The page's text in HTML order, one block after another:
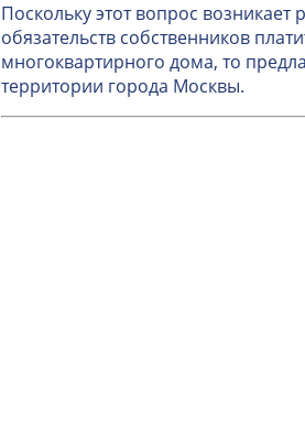
Поскольку этот вопрос
обязательств собственников
многоквартирного дома, то
территории города Москвы.